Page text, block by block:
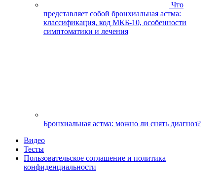
Что
представляет собой бронхиальная астма:
классификация, код МКБ-10, особенности
симптоматики и лечения
Бронхиальная астма: можно ли снять диагноз?
Видео
Тесты
Пользовательское соглашение и политика
конфиденциальности